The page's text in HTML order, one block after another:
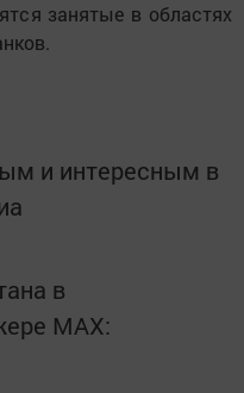
занятые в областях
и интересным в
в
MАХ: